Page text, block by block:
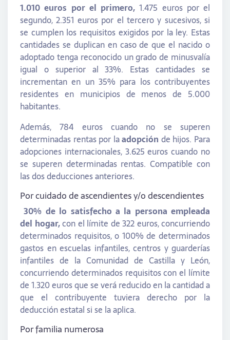
1.010 euros por el primero, 1.475 euros por el
segundo, 2.351 euros por el tercero y sucesivos, si
se cumplen los requisitos exigidos por la ley. Estas
cantidades se duplican en caso de que el nacido o
adoptado tenga reconocido un grado de minusvalía
igual o superior al 33%. Estas cantidades se
incrementan en un 35% para los contribuyentes
residentes en municipios de menos de 5.000
habitantes.
Además, 784 euros cuando no se superen
determinadas rentas por laadopción de hijos. Para
adopciones internacionales, 3.625 euros cuando no
se superen determinadas rentas. Compatible con
las dos deducciones anteriores.
Por cuidado de ascendientes y/o descendientes
30% de lo satisfecho a la persona empleada
del hogar,con el límite de 322 euros, concurriendo
determinados requisitos, o 100% de determinados
gastos en escuelas infantiles, centros y guarderías
infantiles de la Comunidad de Castilla y León,
concurriendo determinados requisitos con el límite
de 1.320 euros que se verá reducido en la cantidad a
que el contribuyente tuviera derecho por la
deducción estatal si se la aplica.
Por familia numerosa